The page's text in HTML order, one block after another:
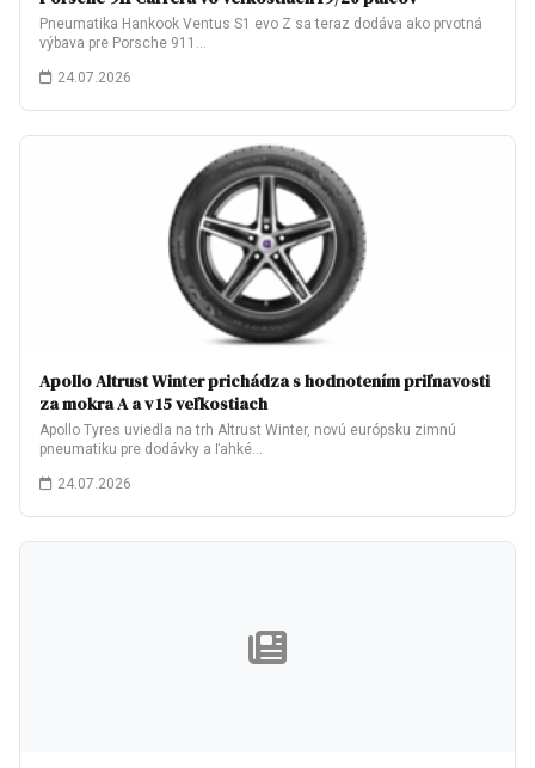
Pneumatika Hankook Ventus S1 evo Z sa teraz dodáva ako prvotná
výbava pre Porsche 911…
24.07.2026
Apollo Altrust Winter prichádza s hodnotením priľnavosti
za mokra A a v 15 veľkostiach
Apollo Tyres uviedla na trh Altrust Winter, novú európsku zimnú
pneumatiku pre dodávky a ľahké…
24.07.2026